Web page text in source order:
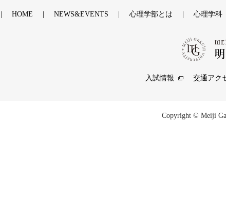
HOME NEWS&EVENTS 心理学部とは 心理学科
入試情報 交通アク
Copyright © Meiji